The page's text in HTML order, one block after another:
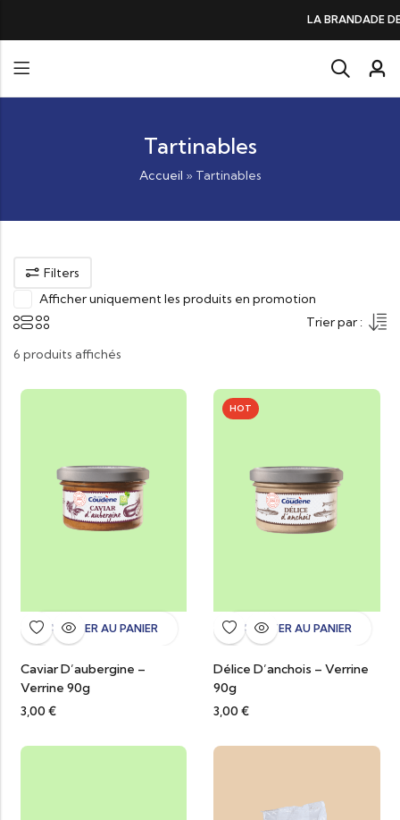
LA BRANDADE DE MORUE PRÉFÉRÉE DES
Tartinables
Accueil » Tartinables
Filters
Afficher uniquement les produits en promotion
Trier par :
6 produits affichés
AJOUTER AU PANIER
Caviar D’aubergine –
Verrine 90g
3,00 €
HOT
AJOUTER AU PANIER
Délice D’anchois – Verrine
90g
3,00 €